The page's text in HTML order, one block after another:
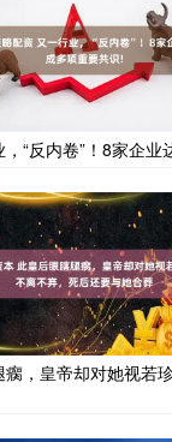
“反内卷”！8家企业
，皇帝却对她视若